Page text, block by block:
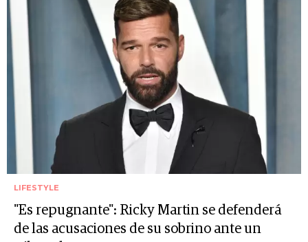
LIFESTYLE
"Es repugnante": Ricky Martin se defenderá
de las acusaciones de su sobrino ante un